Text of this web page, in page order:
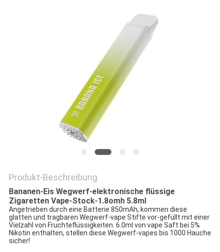
Produkt-Beschreibung
Bananen-Eis Wegwerf-elektronische flüssige
Zigaretten Vape-Stock-1.8omh 5.8ml
Angetrieben durch eine Batterie 850mAh, kommen diese
glatten und tragbaren Wegwerf-vape Stifte vor-gefüllt mit einer
Vielzahl von Fruchteflüssigkeiten. 6.0ml von vape Saft bei 5%
Nikotin enthalten, stellen diese Wegwerf-vapes bis 1000 Hauche
sicher!